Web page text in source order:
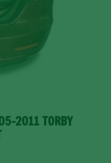
2011 TORBY